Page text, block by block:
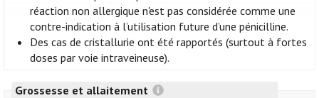
réaction non allergique n'est pas considérée comme une
contre-indication à l’utilisation future d’une pénicilline.
Des cas de cristallurie ont été rapportés (surtout à fortes
doses par voie intraveineuse).
Grossesse et allaitement